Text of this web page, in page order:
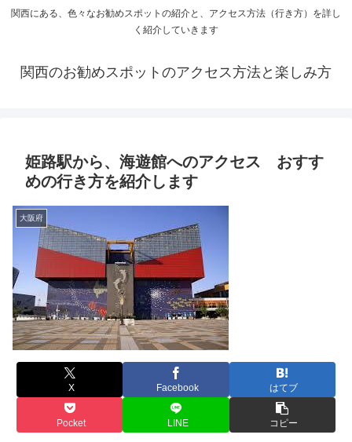
関西にある、色々なお勧めスポットの紹介と、アクセス方法（行き方）を詳し
く紹介していきます
関西のお勧めスポットのアクセス方法と楽しみ方
姫路駅から、海遊館へのアクセス おすす
めの行き方を紹介します
大阪府
X Facebook はてブ
Pocket LINE コピー